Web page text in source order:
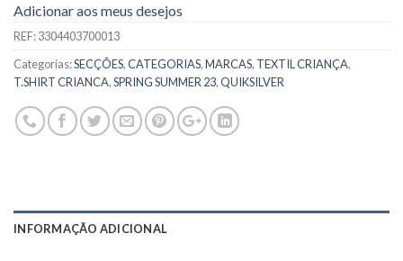
Adicionar aos meus desejos
REF:3304403700013
Categorias:SECÇÕES,CATEGORIAS,MARCAS, TEXTIL CRIANÇA,
T.SHIRT CRIANCA,SPRING SUMMER 23,QUIKSILVER
INFORMAÇÃO ADICIONAL